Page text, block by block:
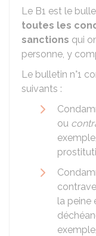
Le B1 est le
toutes les
sanctions qui
personne, y
Le bulletin n°1
suivants :
ou
la peine